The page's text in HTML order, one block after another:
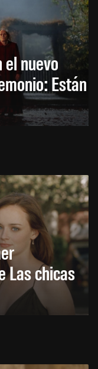
el nuevo
Están
Las chicas